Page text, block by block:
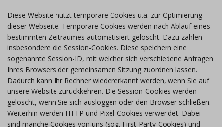
Diese Website nutzt temporäre Cookies u.a. zur Optimierung
dieser Webseite. Temporäre Cookies werden nach Ablauf eines
bestimmten Zeitraumes automatisiert gelöscht. Dazu zählen
insbesondere die Session-Cookies. Diese speichern eine
sogenannte Session-ID, mit welcher sich verschiedene Anfragen
Ihres Browsers der gemeinsamen Sitzung zuordnen lassen.
Dadurch kann Ihr Rechner wiedererkannt werden, wenn Sie auf
unsere Website zurückkehren. Die Session-Cookies werden
gelöscht, wenn Sie sich ausloggen oder den Browser schließen.
Weiterhin werden HTTP und Pixel-Cookies verwendet. Dabei
sind manche Cookies von uns (sog. First-Party-Cookies) und